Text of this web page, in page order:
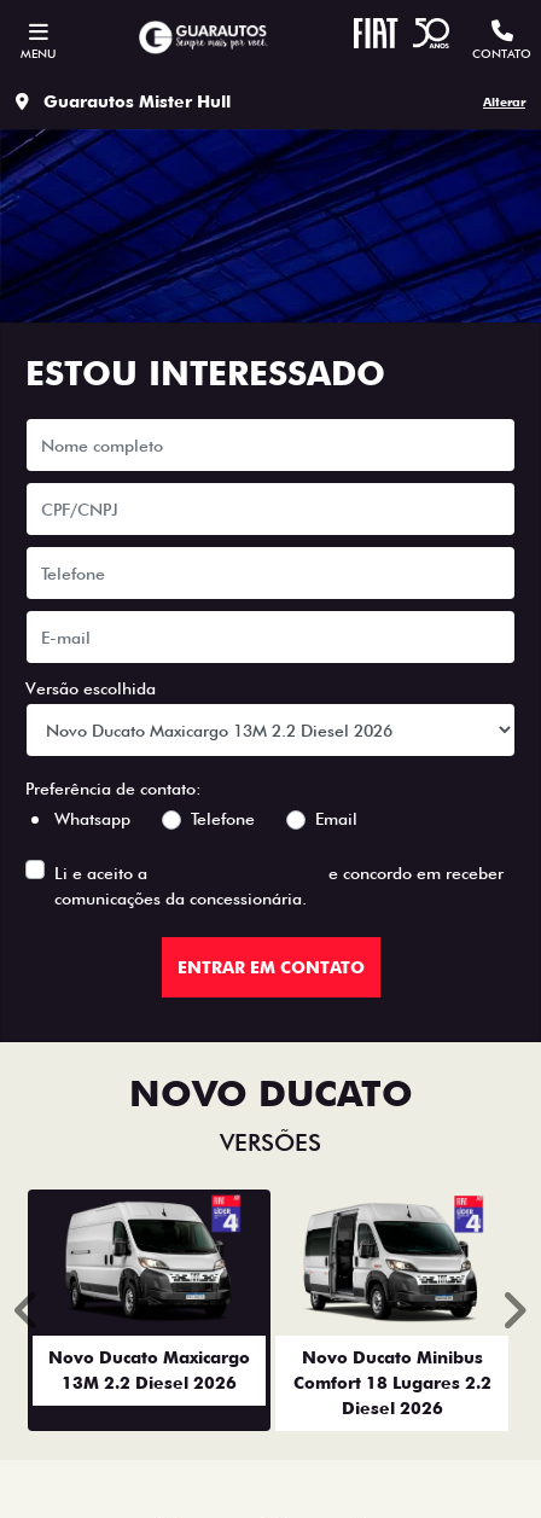
MENU CONTATO
Guarautos Mister Hull Alterar
ESTOU INTERESSADO
Versão escolhida
Preferência de contato:
Whatsapp
Telefone Email
Li e aceito a
e concordo em receber
comunicações da concessionária.
ENTRAR EM CONTATO
NOVO DUCATO
VERSÕES
Novo Ducato Maxicargo
13M 2.2 Diesel 2026
Novo Ducato Minibus
Comfort 18 Lugares 2.2
Diesel 2026
Anterior